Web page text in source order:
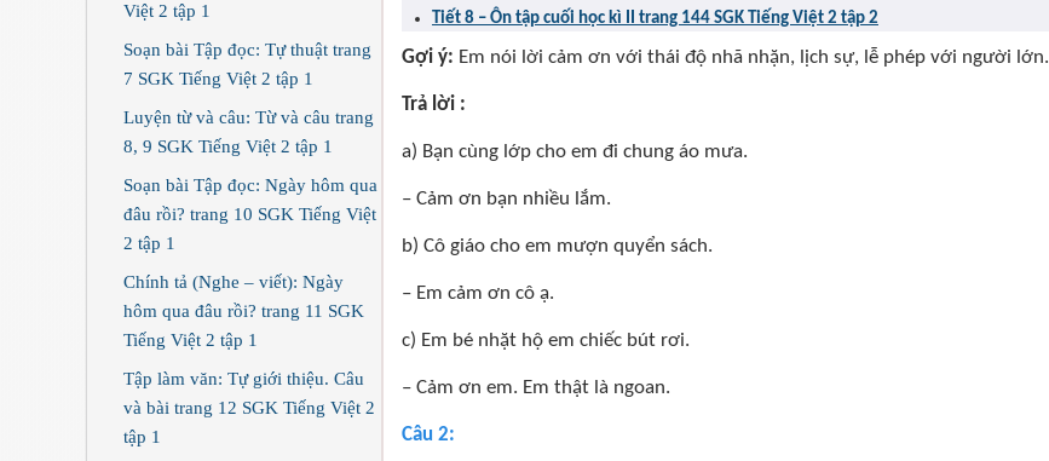
Việt 2 tập 1
Soạn bài Tập đọc: Tự thuật trang
7 SGK Tiếng Việt 2 tập 1
Luyện từ và câu: Từ và câu trang
8, 9 SGK Tiếng Việt 2 tập 1
Soạn bài Tập đọc: Ngày hôm qua
đâu rồi? trang 10 SGK Tiếng Việt
2 tập 1
Chính tả (Nghe – viết): Ngày
hôm qua đâu rồi? trang 11 SGK
Tiếng Việt 2 tập 1
Tập làm văn: Tự giới thiệu. Câu
và bài trang 12 SGK Tiếng Việt 2
tập 1
Tiết 8 – Ôn tập cuối học kì II trang 144 SGK Tiếng Việt 2 tập 2
Gợi ý: Em nói lời cảm ơn với thái độ nhã nhặn, lịch sự, lễ phép với người lớn.
Trả lời :
a) Bạn cùng lớp cho em đi chung áo mưa.
– Cảm ơn bạn nhiều lắm.
b) Cô giáo cho em mượn quyển sách.
– Em cảm ơn cô ạ.
c) Em bé nhặt hộ em chiếc bút rơi.
– Cảm ơn em. Em thật là ngoan.
Câu 2: